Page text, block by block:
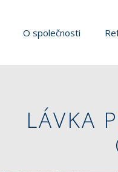
O společnosti
LÁVKA